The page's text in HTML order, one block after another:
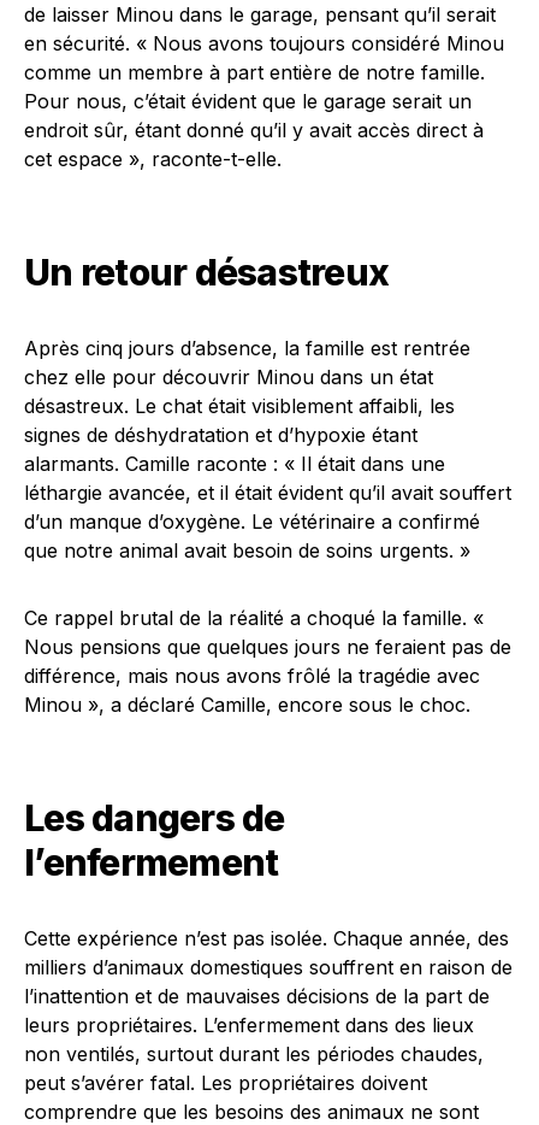
de laisser Minou dans le garage, pensant qu’il serait
en sécurité. « Nous avons toujours considéré Minou
comme un membre à part entière de notre famille.
Pour nous, c’était évident que le garage serait un
endroit sûr, étant donné qu’il y avait accès direct à
cet espace », raconte-t-elle.
Un retour désastreux
Après cinq jours d’absence, la famille est rentrée
chez elle pour découvrir Minou dans un état
désastreux. Le chat était visiblement affaibli, les
signes de déshydratation et d’hypoxie étant
alarmants. Camille raconte : « Il était dans une
léthargie avancée, et il était évident qu’il avait souffert
d’un manque d’oxygène. Le vétérinaire a confirmé
que notre animal avait besoin de soins urgents. »
Ce rappel brutal de la réalité a choqué la famille. «
Nous pensions que quelques jours ne feraient pas de
différence, mais nous avons frôlé la tragédie avec
Minou », a déclaré Camille, encore sous le choc.
Les dangers de
l’enfermement
Cette expérience n’est pas isolée. Chaque année, des
milliers d’animaux domestiques souffrent en raison de
l’inattention et de mauvaises décisions de la part de
leurs propriétaires. L’enfermement dans des lieux
non ventilés, surtout durant les périodes chaudes,
peut s’avérer fatal. Les propriétaires doivent
comprendre que les besoins des animaux ne sont